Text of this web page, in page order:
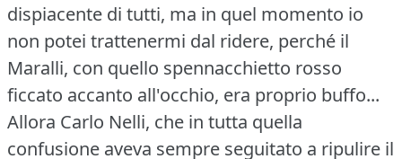
dispiacente di tutti, ma in quel momento io
non potei trattenermi dal ridere, perché il
Maralli, con quello spennacchietto rosso
ficcato accanto all'occhio, era proprio buffo...
Allora Carlo Nelli, che in tutta quella
confusione aveva sempre seguitato a ripulire il